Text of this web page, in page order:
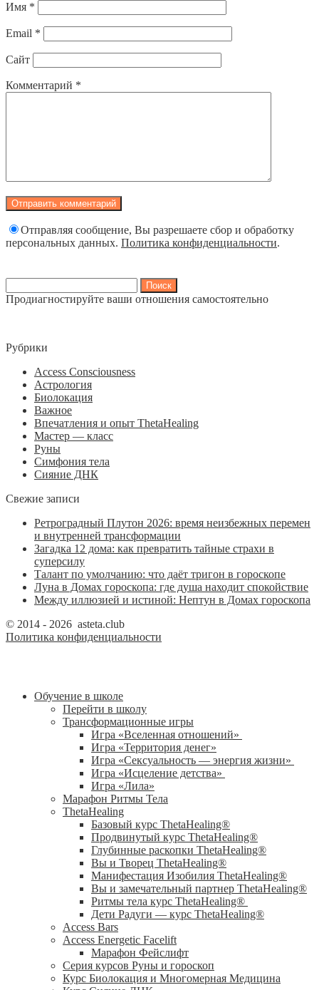
Имя *
Email *
Сайт
Комментарий *
Отправляя сообщение, Вы разрешаете сбор и обработку
персональных данных. Политика конфиденциальности.
Продиагностируйте ваши отношения самостоятельно
Рубрики
Access Consciousness
Астрология
Биолокация
Важное
Впечатления и опыт ThetaHealing
Мастер — класс
Руны
Симфония тела
Сияние ДНК
Свежие записи
Ретроградный Плутон 2026: время неизбежных перемен
и внутренней трансформации
Загадка 12 дома: как превратить тайные страхи в
суперсилу
Талант по умолчанию: что даёт тригон в гороскопе
Луна в Домах гороскопа: где душа находит спокойствие
Между иллюзией и истиной: Нептун в Домах гороскопа
© 2014 - 2026 asteta.club
Политика конфиденциальности
Обучение в школе
Перейти в школу
Трансформационные игры
Игра «Вселенная отношений»
Игра «Территория денег»
Игра «Сексуальность — энергия жизни»
Игра «Исцеление детства»
Игра «Лила»
Марафон Ритмы Тела
ThetaHealing
Базовый курс ThetaHealing®
Продвинутый курс ThetaHealing®
Глубинные раскопки ThetaHealing®
Вы и Творец ThetaHealing®
Манифестация Изобилия ThetaHealing®
Вы и замечательный партнер ThetaHealing®
Ритмы тела курс ThetaHealing®
Дети Радуги — курс ThetaHealing®
Access Bars
Access Energetic Facelift
Марафон Фейслифт
Серия курсов Руны и гороскоп
Курс Биолокация и Многомерная Медицина